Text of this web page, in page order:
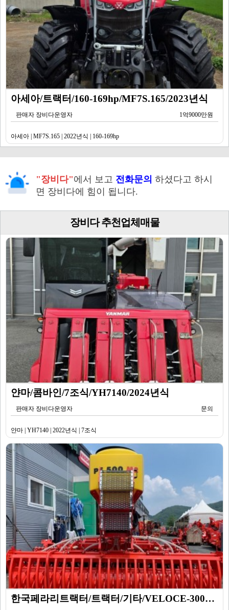
아세아/트랙터/160-169hp/MF7S.165/2023년식
판매자 장비다운영자 1억9000만원
아세아 | MF7S.165 | 2022년식 | 160-169hp
"장비다"에서 보고 전화문의 하셨다고 하시
면 장비다에 힘이 됩니다.
장비다 추천업체매물
얀마/콤바인/7조식/YH7140/2024년식
판매자 장비다운영자 문의
얀마 | YH7140 | 2022년식 | 7조식
한국페라리트랙터/트랙터/기타/VELOCE-300PS500M2E/2022년식